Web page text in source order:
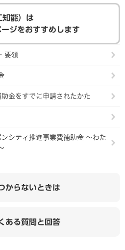
能）は
ージをおすすめします
要領
金をすでに申請されたかた
シティ推進事業費補助金 ～わた
からないときは
ある質問と回答